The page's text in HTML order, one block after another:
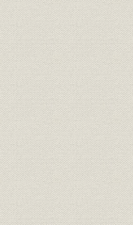
素早い特許申請
特許重視の社風
第10節・社内報「天才児
凡才を結集して天才を生
社内報と研究レポート
苦闘の1年を回顧
特集主義に転換
第2章 事業の基礎固め
第1節・二硫化炭素発生